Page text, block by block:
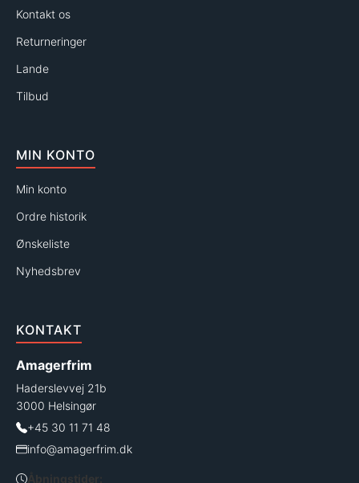
Kontakt os
Returneringer
Lande
Tilbud
MIN KONTO
Min konto
Ordre historik
Ønskeliste
Nyhedsbrev
KONTAKT
Amagerfrim
Haderslevvej 21b
3000 Helsingør
+45 30 11 71 48
info@amagerfrim.dk
Åbningstider: